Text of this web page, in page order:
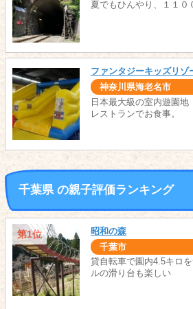
夏でもひんやり、１１０
ファンタジーキッズリゾ
神奈川県海老名市
日本最大級の室内遊園
レストランでお食事。
千葉県 の親子評価ランキング
第1位 昭和の森
千葉市
貸自転車で園内4.5キロ
ルの滑り台も楽しい